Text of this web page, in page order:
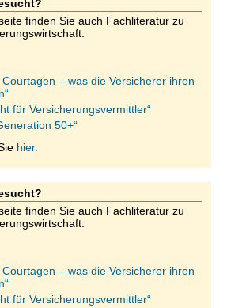
finden Sie auch Fachliteratur zu
Courtagen – was die Versicherer ihren
für Versicherungsvermittler“
50+“
hier.
finden Sie auch Fachliteratur zu
Courtagen – was die Versicherer ihren
für Versicherungsvermittler“